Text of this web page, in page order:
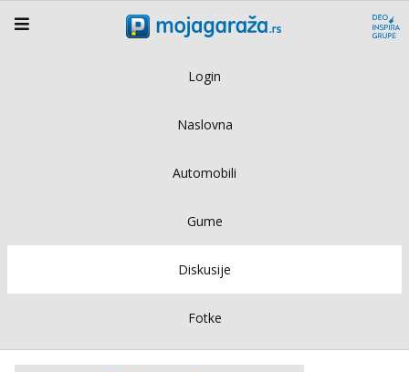
Login
Naslovna
Automobili
Gume
Diskusije
Fotke